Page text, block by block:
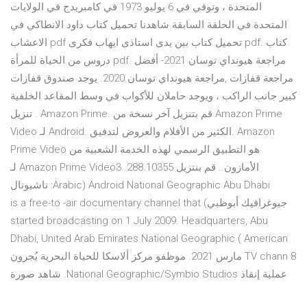
المتحدة ، وتوفي في 6 يوليو 1973 في كامبريدج في الولايات
المتحدة في الحلقة السابقة شاهدنا تحميل كتاب داود الانطاكي في
الاعشاب pdf تحميل كتاب بين يدى استاذى ايهاب فكرى pdf. كتاب
دروس من الحياة للمرأة pdf. مراجعة هيونداي توسان 2021- أفضل
مراجعة قفازات ,مراجعة هيونداي توسان 2020. يوجد صندوق قفازات
كبير جانب الراكب ، ويوجد حاملان للأكواب في وسط المقاعد الخلفية
. تنزيل Amazon Prime. قم بتنزيل آخر نسخة من Amazon Prime
Video لـ Android. الكثير من الأفلام والعروض لتدفيق. Amazon
Prime Video هو التطبيق الرسمي لهذه الخدمة الشعبية من
الأمازون.. ‫قم بنتزيل Amazon Prime Video3..288.10355 لـ
Android National Geographic Abu Dhabi (Arabic: ناشيونال
جيوغرافيك أبوظبي) is a free-to -air documentary channel that
started broadcasting on 1 July 2009. Headquarters, Abu
Dhabi, United Arab Emirates National Geographic ( American
TV chann 8 مارس 2021. موظفو مركز ألاسكا للحياة البحرية يُجرون
عملية إنقاذ National Geographic/Symbio Studios. شاهد صورة